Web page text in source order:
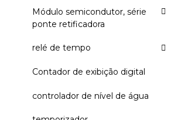
Módulo semicondutor, série
ponte retificadora
relé de tempo
Contador de exibição digital
controlador de nível de água